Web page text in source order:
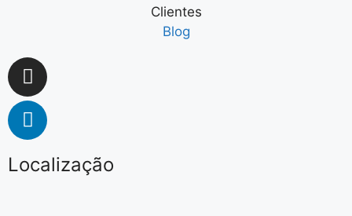
Clientes
Blog
Localização